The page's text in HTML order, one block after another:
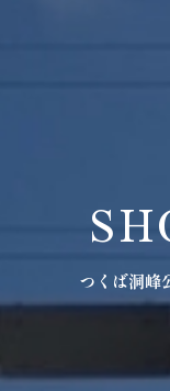
つくば洞峰